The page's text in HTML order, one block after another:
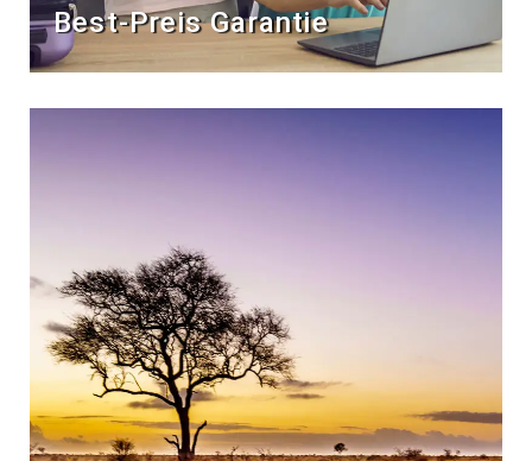
Best-Preis Garantie